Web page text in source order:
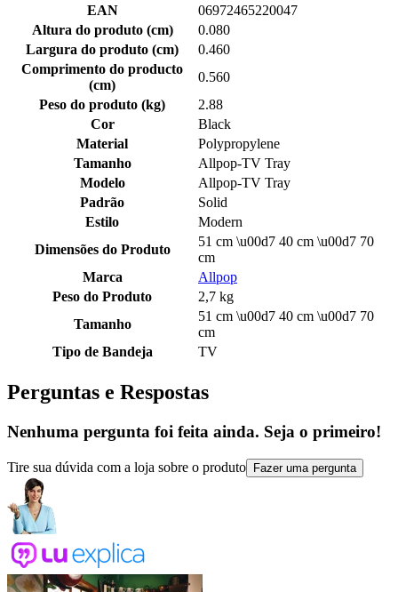
EAN
06972465220047
Altura do produto (cm)
0.080
Largura do produto (cm)
0.460
Comprimento do producto
(cm)
0.560
Peso do produto (kg)
2.88
Cor
Black
Material
Polypropylene
Tamanho
Allpop-TV Tray
Modelo
Allpop-TV Tray
Padrão
Solid
Estilo
Modern
Dimensões do Produto
51 cm \u00d7 40 cm \u00d7 70
cm
Marca
Allpop
Peso do Produto
2,7 kg
Tamanho
51 cm \u00d7 40 cm \u00d7 70
cm
Tipo de Bandeja
TV
Perguntas e Respostas
Nenhuma pergunta foi feita ainda. Seja o primeiro!
Tire sua dúvida com a loja sobre o produto Fazer uma pergunta